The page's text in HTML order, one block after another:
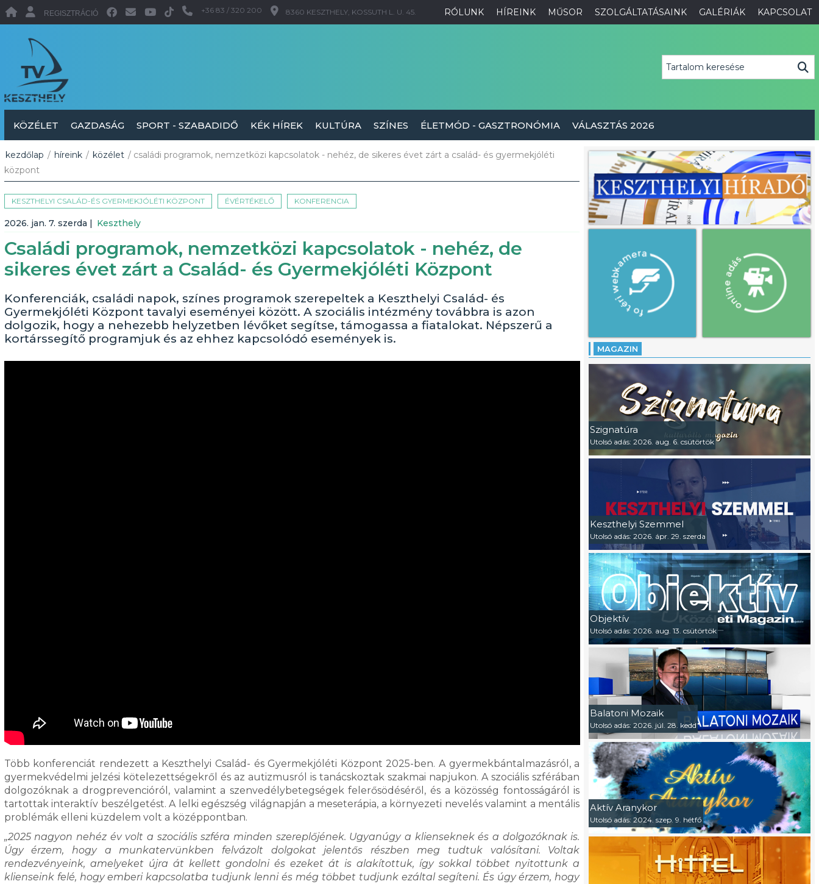
RÓLUNK HÍREINK MŰSOR SZOLGÁLTATÁSAINK GALÉRIÁK KAPCSOLAT
REGISZTRÁCIÓ +36 83 / 320 200 8360 KESZTHELY, KOSSUTH L. U. 45.
KÖZÉLET GAZDASÁG SPORT - SZABADIDŐ KÉK HÍREK KULTÚRA SZÍNES ÉLETMÓD - GASZTRONÓMIA VÁLASZTÁS 2026
kezdőlap / híreink / közélet / családi programok, nemzetközi kapcsolatok - nehéz, de sikeres évet zárt a család- és gyermekjóléti
központ
KESZTHELYI CSALÁD-ÉS GYERMEKJÓLÉTI KÖZPONT ÉVÉRTÉKELŐ KONFERENCIA
2026. jan. 7. szerda | Keszthely
Családi programok, nemzetközi kapcsolatok - nehéz, de
sikeres évet zárt a Család- és Gyermekjóléti Központ
Konferenciák, családi napok, színes programok szerepeltek a Keszthelyi Család- és
Gyermekjóléti Központ tavalyi eseményei között. A szociális intézmény továbbra is azon
dolgozik, hogy a nehezebb helyzetben lévőket segítse, támogassa a fiatalokat. Népszerű a
kortárssegítő programjuk és az ehhez kapcsolódó események is.
Több konferenciát rendezett a Keszthelyi Család- és Gyermekjóléti Központ 2025-ben. A gyermekbántalmazásról, a
gyermekvédelmi jelzési kötelezettségekről és az autizmusról is tanácskoztak szakmai napjukon. A szociális szférában
dolgozóknak a drogprevencióról, valamint a szenvedélybetegségek felerősödéséről, és a közösség fontosságáról is
tartottak interaktív beszélgetést. A lelki egészség világnapján a meseterápia, a környezeti nevelés valamint a mentális
problémák elleni küzdelem volt a középpontban.
„2025 nagyon nehéz év volt a szociális szféra minden szereplőjének. Ugyanúgy a klienseknek és a dolgozóknak is.
Úgy érzem, hogy a munkatervünkben felvázolt dolgokat jelentős részben meg tudtuk valósítani. Voltak
rendezvényeink, amelyeket újra át kellett gondolni és ezeket át is alakítottuk, így sokkal többet nyitottunk a
klienseink felé, hogy emberi kapcsolatba tudjunk lenni és még többet tudjunk ezáltal segíteni. És úgy érzem, hogy
MAGAZIN
Szignatúra
Utolsó adás: 2026. aug. 6. csütörtök
Keszthelyi Szemmel
Utolsó adás: 2026. ápr. 29. szerda
Objektív
Utolsó adás: 2026. aug. 13. csütörtök
Balatoni Mozaik
Utolsó adás: 2026. júl. 28. kedd
Aktív Aranykor
Utolsó adás: 2024. szep. 9. hétfő